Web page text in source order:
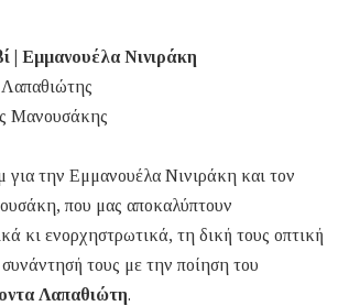
| Εμμανουέλα Νινιράκη
Μανουσάκης
την Εμμανουέλα Νινιράκη και τον
που μας αποκαλύπτουν
κι ενορχηστρωτικά, τη δική τους οπτική
τους με την ποίηση του
Λαπαθιώτη.